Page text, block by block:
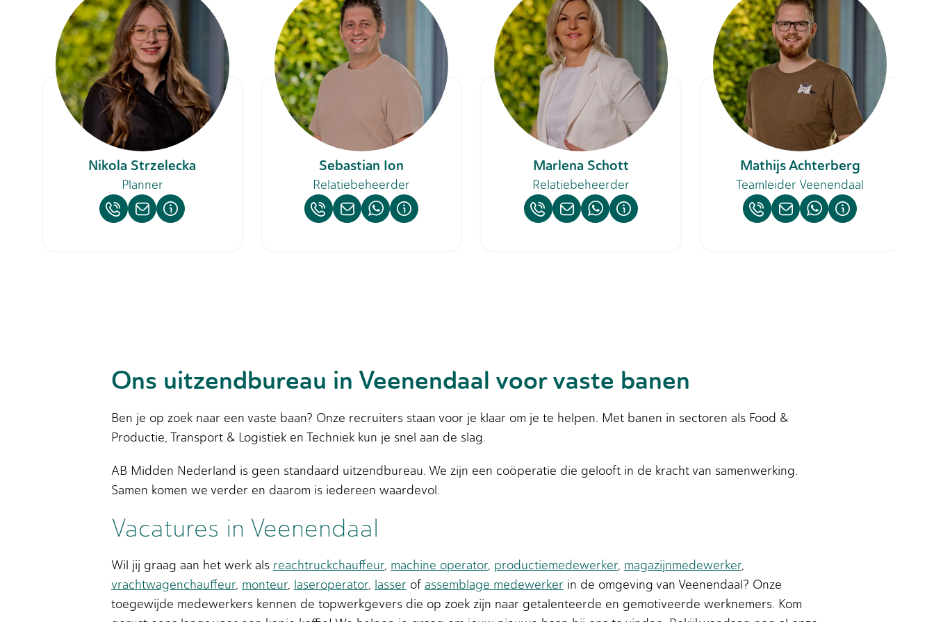
Nikola Strzelecka
Planner
Sebastian Ion
Relatiebeheerder
Marlena Schott
Relatiebeheerder
Mathijs Achterberg
Teamleider Veenendaal
Ons uitzendbureau in Veenendaal voor vaste banen
Ben je op zoek naar een vaste baan? Onze recruiters staan voor je klaar om je te helpen. Met banen in sectoren als Food &
Productie, Transport & Logistiek en Techniek kun je snel aan de slag.
AB Midden Nederland is geen standaard uitzendbureau. We zijn een coöperatie die gelooft in de kracht van samenwerking.
Samen komen we verder en daarom is iedereen waardevol.
Vacatures in Veenendaal
Wil jij graag aan het werk als reachtruckchauffeur, machine operator, productiemedewerker, magazijnmedewerker,
vrachtwagenchauffeur, monteur, laseroperator, lasser of assemblage medewerker in de omgeving van Veenendaal? Onze
toegewijde medewerkers kennen de topwerkgevers die op zoek zijn naar getalenteerde en gemotiveerde werknemers. Kom